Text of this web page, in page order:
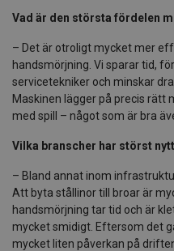
Vad är den största fördelen
– Det är otroligt mycket mer
handsmörjning. Vi sparar tid,
servicetekniker och minskar
Maskinen lägger på precis rätt
med spill – något som är bra
Vilka branscher har störst
– Bland annat inom
Att byta stållinor till broar är
handsmörjning tar tid och är
mycket smidigt. Eftersom det
mycket liten påverkan på